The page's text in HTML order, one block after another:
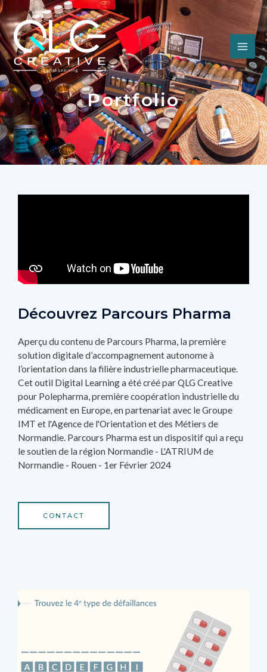
Portfolio
Découvrez Parcours Pharma
Aperçu du contenu de Parcours Pharma, la première
solution digitale d’accompagnement autonome à
l’orientation dans la filière industrielle pharmaceutique.
Cet outil Digital Learning a été créé par QLG Creative
pour Polepharma, première coopération industrielle du
médicament en Europe, en partenariat avec le Groupe
IMT et l'Agence de l'Orientation et des Métiers de
Normandie. Parcours Pharma est un dispositif qui a reçu
le soutien de la région Normandie - L'ATRIUM de
Normandie - Rouen - 1er Février 2024
CONTACT